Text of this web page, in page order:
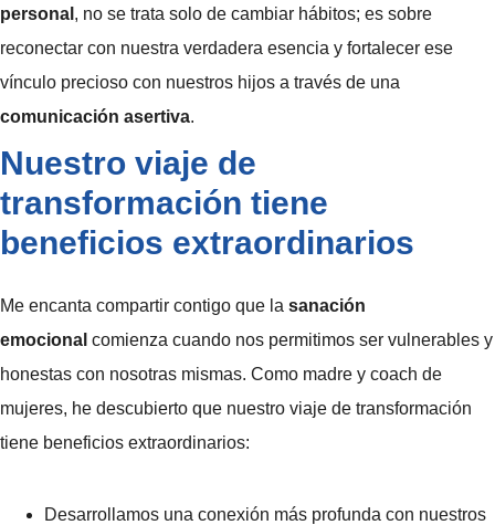
personal , no se trata solo de cambiar hábitos; es sobre
reconectar con nuestra verdadera esencia y fortalecer ese
vínculo precioso con nuestros hijos a través de una
comunicación asertiva.
Nuestro viaje de
transformación tiene
beneficios extraordinarios
Me encanta compartir contigo que la sanación
emocional comienza cuando nos permitimos ser vulnerables y
honestas con nosotras mismas. Como madre y coach de
mujeres, he descubierto que nuestro viaje de transformación
tiene beneficios extraordinarios:
Desarrollamos una conexión más profunda con nuestros